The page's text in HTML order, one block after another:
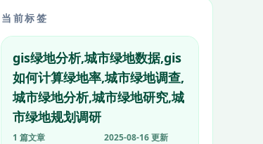
当前标签
gis绿地分析,城市绿地数据,gis
如何计算绿地率,城市绿地调查,
城市绿地分析,城市绿地研究,城
市绿地规划调研
1 篇文章 2025-08-16 更新